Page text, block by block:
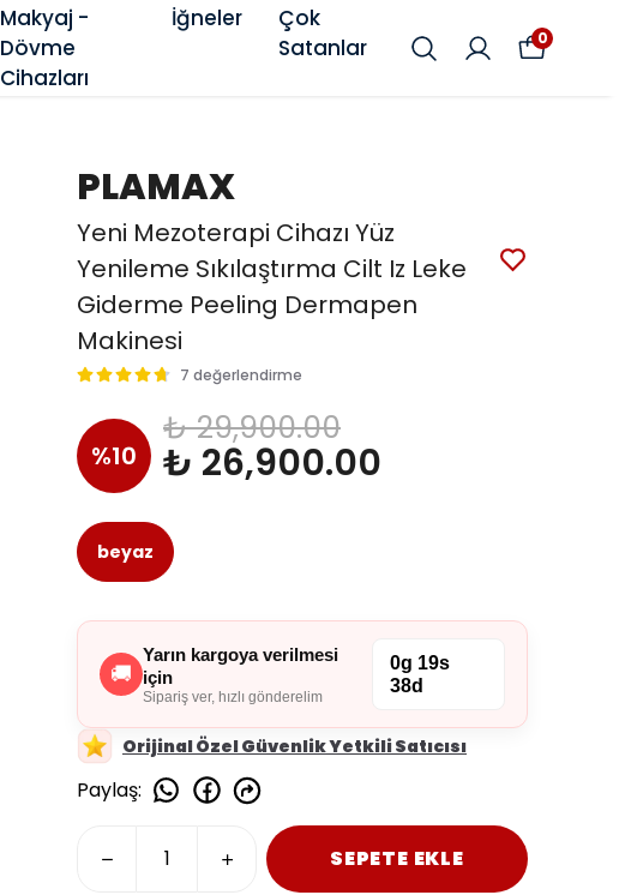
Makyaj -
Dövme
Cihazları
İğneler
Çok
Satanlar
0
PLAMAX
Yeni Mezoterapi Cihazı Yüz
Yenileme Sıkılaştırma Cilt Iz Leke
Giderme Peeling Dermapen
Makinesi
7 değerlendirme
%10
₺ 29,900.00
₺ 26,900.00
beyaz
🚚
Yarın kargoya verilmesi
için
Sipariş ver, hızlı gönderelim
0g 19s
38d
Orijinal Özel Güvenlik Yetkili Satıcısı
Paylaş:
SEPETE EKLE